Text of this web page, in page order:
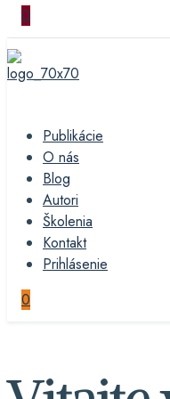
0
Publikácie
O nás
Blog
Autori
Školenia
Kontakt
Prihlásenie
0